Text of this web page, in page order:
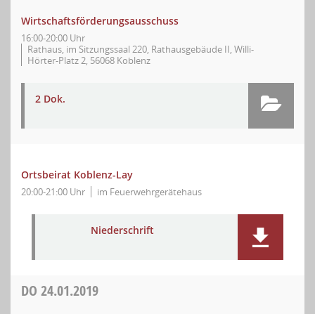
Wirtschaftsförderungsausschuss
16:00-20:00 Uhr
Rathaus, im Sitzungssaal 220, Rathausgebäude II, Willi-
Hörter-Platz 2, 56068 Koblenz
2 Dok.
Ortsbeirat Koblenz-Lay
20:00-21:00 Uhr im Feuerwehrgerätehaus
Niederschrift
DO 24.01.2019